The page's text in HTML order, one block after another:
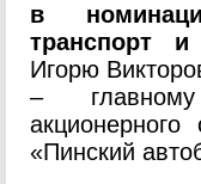
в
транспорт и
Игорю
–
«Пинский